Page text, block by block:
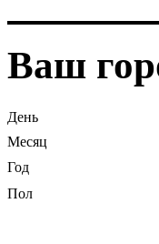
Ваш
День
Месяц
Год
Пол